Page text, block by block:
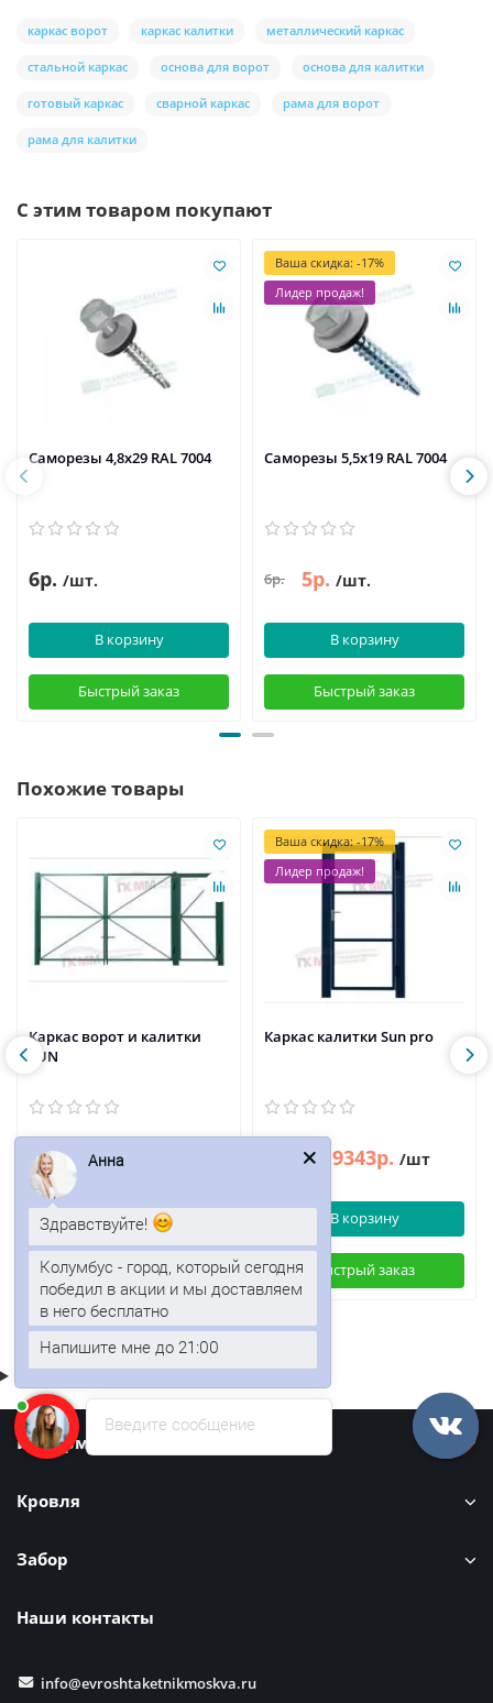
каркас ворот каркас калитки металлический каркас
стальной каркас основа для ворот основа для калитки
готовый каркас сварной каркас рама для ворот
рама для калитки
С этим товаром покупают
Саморезы 4,8х29 RAL 7004
6р. /шт.
В корзину
Быстрый заказ
Ваша скидка: -17%
Лидер продаж!
Саморезы 5,5х19 RAL 7004
6р. 5р. /шт.
В корзину
Быстрый заказ
Похожие товары
Каркас ворот и калитки
SUN
20914р. /комп
В корзину
Быстрый заказ
Ваша скидка: -17%
Лидер продаж!
Каркас калитки Sun pro
11257р. 9343р. /шт
В корзину
Быстрый заказ
Информация
Кровля
Забор
Наши контакты
info@evroshtaketnikmoskva.ru
Введите сообщение
Анна
Здравствуйте!
Колумбус - город, который сегодня
победил в акции и мы доставляем
в него бесплатно
Напишите мне до 21:00